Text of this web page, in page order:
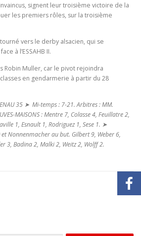
signent leur troisième victoire de la
les premiers rôles, sur la troisième
vers le derby alsacien, qui se
à l’ESSAHB II.
Robin Muller, car le pivot rejoindra
en gendarmerie à partir du 28
35 ➤ Mi-temps : 7-21. Arbitres : MM.
MAISONS : Mentre 7, Colasse 4, Feuillatre 2,
1, Esnault 1, Rodriguez 1, Sese 1. ➤
et Nonnenmacher au but. Gilbert 9, Weber 6,
3, Badina 2, Malki 2, Weitz 2, Wolff 2.